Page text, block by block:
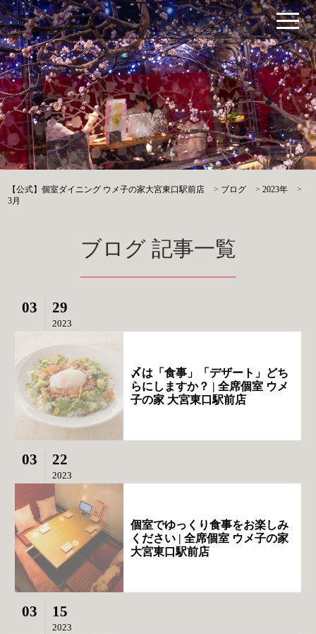
【公式】個室ダイニング ウメ子の家大宮東口駅前店 > ブログ >2023年
>
3月
ブログ 記事一覧
03 29
2023
〆は「食事」「デザート」どち
らにしますか？ | 全席個室 ウメ
子の家 大宮東口駅前店
03 22
2023
個室でゆっくり食事をお楽しみ
ください | 全席個室 ウメ子の家
大宮東口駅前店
03 15
2023